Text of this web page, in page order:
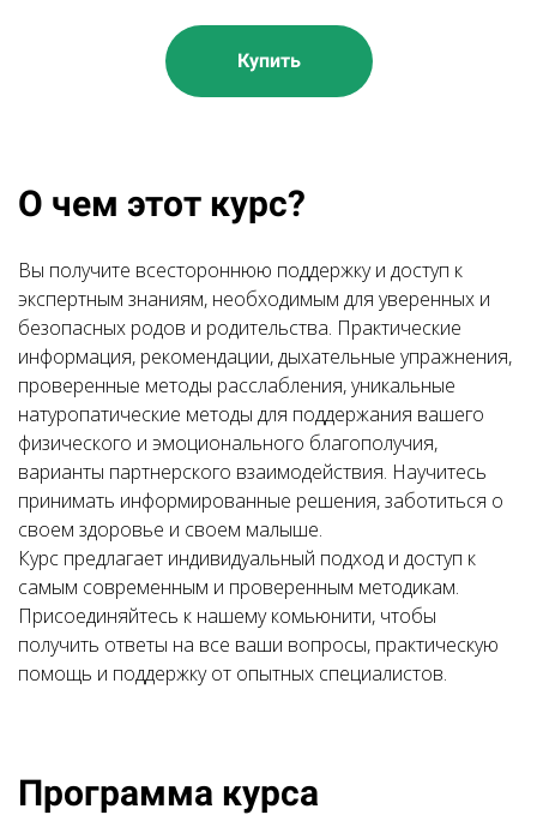
Купить
О чем этот курс?
Вы получите всестороннюю поддержку и доступ к
экспертным знаниям, необходимым для уверенных и
безопасных родов и родительства. Практические
информация, рекомендации, дыхательные упражнения,
проверенные методы расслабления, уникальные
натуропатические методы для поддержания вашего
физического и эмоционального благополучия,
варианты партнерского взаимодействия. Научитесь
принимать информированные решения, заботиться о
своем здоровье и своем малыше.
Курс предлагает индивидуальный подход и доступ к
самым современным и проверенным методикам.
Присоединяйтесь к нашему комьюнити, чтобы
получить ответы на все ваши вопросы, практическую
помощь и поддержку от опытных специалистов.
Программа курса